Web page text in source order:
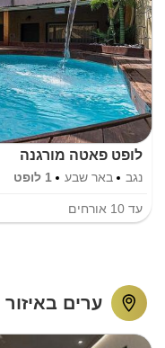
לופט פאטה מורגנה
נגב באר שבע 1 לופט
עד 10 אורחים
ערים באיזור